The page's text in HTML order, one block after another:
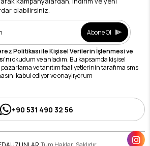
olabilirsiniz.
Abone Ol
Politikası ile Kişisel Verilerin İşlenmesi ve
okudum ve anladım. Bu kapsamda kişisel
ve tanıtım faaliyetlerinin tarafıma sms
kabul ediyor ve onaylıyorum
+90 531 490 32 56